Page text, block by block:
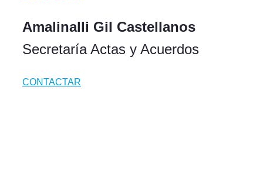
Amalinalli Gil Castellanos
Secretaría Actas y Acuerdos
CONTACTAR